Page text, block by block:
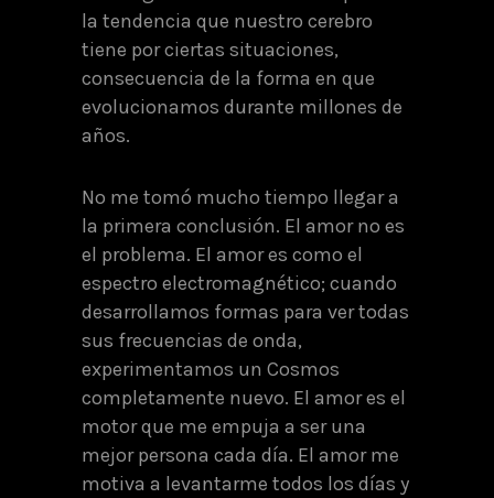
la tendencia que nuestro cerebro
tiene por ciertas situaciones,
consecuencia de la forma en que
evolucionamos durante millones de
años.
No me tomó mucho tiempo llegar a
la primera conclusión. El amor no es
el problema. El amor es como el
espectro electromagnético; cuando
desarrollamos formas para ver todas
sus frecuencias de onda,
experimentamos un Cosmos
completamente nuevo. El amor es el
motor que me empuja a ser una
mejor persona cada día. El amor me
motiva a levantarme todos los días y